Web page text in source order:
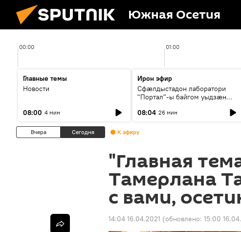
Южная Осетия
00:00 01:00
Главные темы
Новости
08:00 4 мин
Ирон эфир
Сфæлдыстадон лаборатори
"Портал"-ы байгом уыдзæн
Æхсары куыстыты равдыст
08:04 26 мин
Вчера Сегодня К эфиру
"Главная
Тамерлана
с вами,
14:04 16.04.2021 (обновлено: 15:00